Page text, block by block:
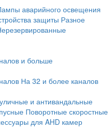
аварийного освещения
защиты Разное
и больше
На 32 и более каналов
и антивандальные
Поворотные скоростные
для AHD камер